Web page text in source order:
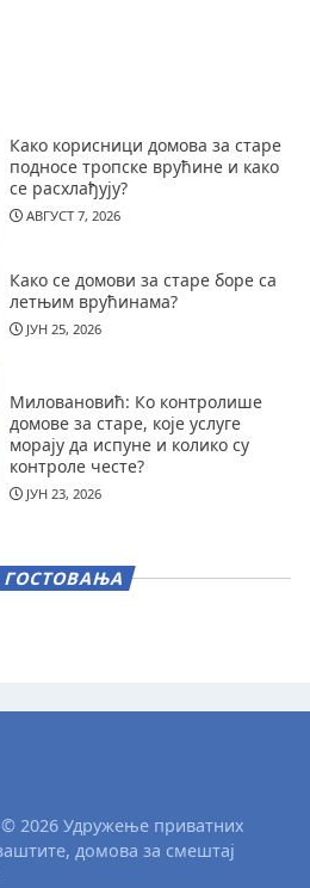
Како корисници домова за старе
подносе тропске врућине и како
се расхлађују?
АВГУСТ 7, 2026
Како се домови за старе боре са
летњим врућинама?
ЈУН 25, 2026
Миловановић: Ко контролише
домове за старе, које услуге
морају да испуне и колико су
контроле честе?
ЈУН 23, 2026
ГОСТОВАЊА
2026 Удружење приватних
домова за смештај